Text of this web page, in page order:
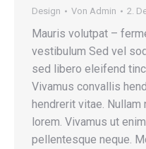
Design Von Admin 2.
Mauris volutpat –
vestibulum Sed vel
sed libero eleifend
Vivamus convallis
hendrerit vitae.
lorem. Vivamus ut
pellentesque neque.